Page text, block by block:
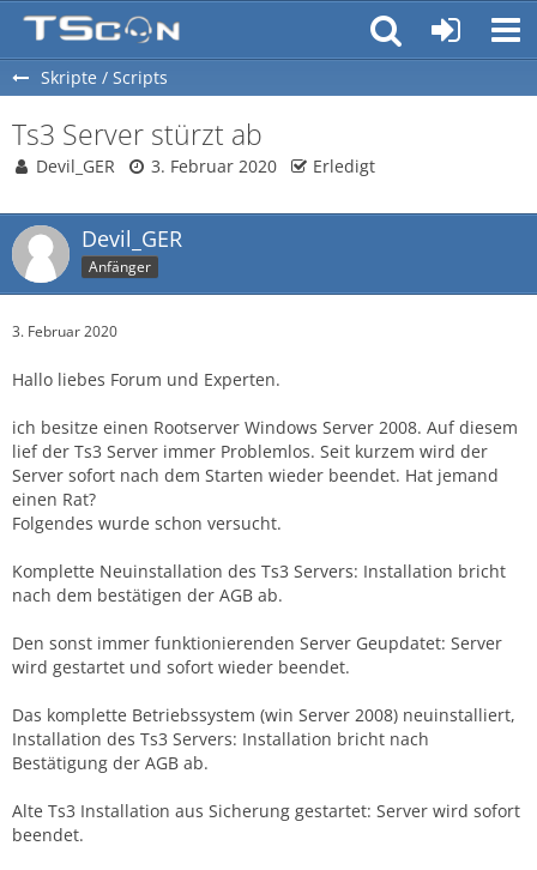
Skripte / Scripts
Ts3 Server stürzt ab
Devil_GER 3. Februar 2020 Erledigt
Devil_GER
Anfänger
3. Februar 2020
Hallo liebes Forum und Experten.
ich besitze einen Rootserver Windows Server 2008. Auf diesem
lief der Ts3 Server immer Problemlos. Seit kurzem wird der
Server sofort nach dem Starten wieder beendet. Hat jemand
einen Rat?
Folgendes wurde schon versucht.
Komplette Neuinstallation des Ts3 Servers: Installation bricht
nach dem bestätigen der AGB ab.
Den sonst immer funktionierenden Server Geupdatet: Server
wird gestartet und sofort wieder beendet.
Das komplette Betriebssystem (win Server 2008) neuinstalliert,
Installation des Ts3 Servers: Installation bricht nach
Bestätigung der AGB ab.
Alte Ts3 Installation aus Sicherung gestartet: Server wird sofort
beendet.